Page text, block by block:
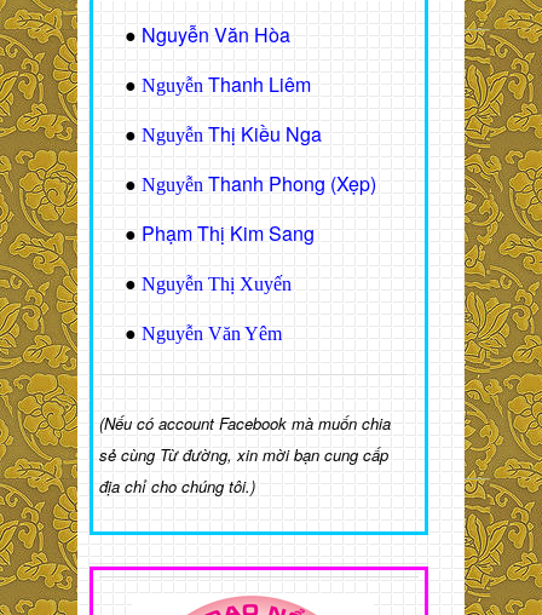
● Nguyễn Văn Hòa
● Nguyễn Thanh Liêm
● Nguyễn Thị Kiều Nga
● Nguyễn Thanh Phong (Xẹp)
● Phạm Thị Kim Sang
● Nguyễn Thị Xuyến
● Nguyễn Văn Yêm
(Nếu có account Facebook mà muốn chia
sẻ cùng Từ đường, xin mời bạn cung cấp
địa chỉ cho chúng tôi.)